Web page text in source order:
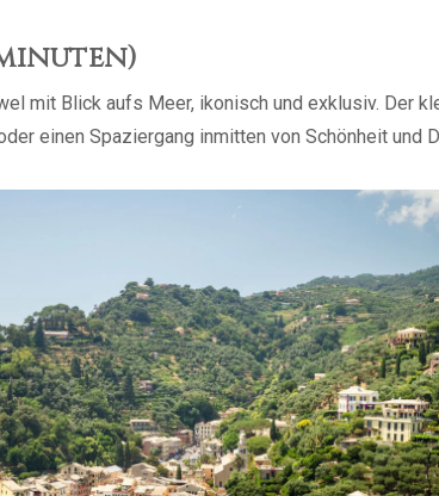
mit Blick aufs Meer, ikonisch und exklusiv. Der
einen Spaziergang inmitten von Schönheit und